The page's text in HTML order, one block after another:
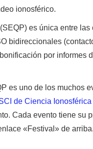
ionosférico.
es única entre
bidireccionales
por informes
es uno de los muchos
de Ciencia
Cada evento tiene su
«Festival» de arriba.